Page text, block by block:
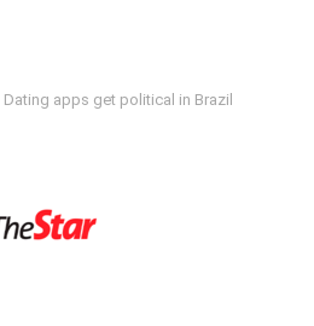
apps get political in Brazil